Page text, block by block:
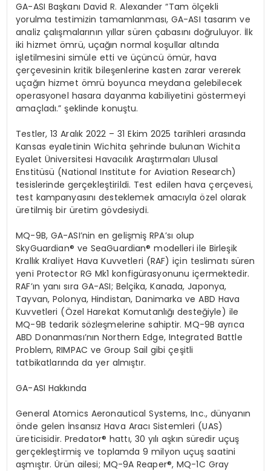
GA-ASI Başkanı David R. Alexander“Tam ölçekli
yorulma testimizin tamamlanması, GA-ASI tasarım ve
analiz çalışmalarının yıllar süren çabasını doğruluyor. İlk
iki hizmetömrü, uçağın normal koşullar altında
işletilmesini simüle etti ve üçüncü ömür, hava
çerçevesinin kritik bileşenlerine kasten zarar vererek
uçağın hizmet ömrü boyunca meydana gelebilecek
operasyonel hasara dayanma kabiliyetini göstermeyi
amaçladı.” şeklinde konuştu.
Testler, 13 Aralık 2022 – 31 Ekim 2025 tarihleri arasında
Kansas eyaletinin Wichita şehrinde bulunan Wichita
Eyalet Üniversitesi Havacılık Araştırmaları Ulusal
Enstitüsü (National Institute for Aviation Research)
tesislerinde gerçekleştirildi. Test edilen hava çerçevesi,
test kampanyasını desteklemek amacıylaözel olarak
üretilmiş bir üretim gövdesiydi.
MQ-9B, GA-ASI’nin en gelişmiş RPA’sı olup
SkyGuardian® ve SeaGuardian® modelleri ile Birleşik
Krallık Kraliyet Hava Kuvvetleri (RAF) için teslimatı süren
yeni Protector RG Mk1 konfigürasyonunu içermektedir.
RAF’ın yanı sıra GA-ASI; Belçika, Kanada, Japonya,
Tayvan, Polonya, Hindistan, Danimarka ve ABD Hava
Kuvvetleri (Özel Harekat Komutanlığıdesteğiyle) ile
MQ-9B tedarik sözleşmelerine sahiptir. MQ-9B ayrıca
ABD Donanması’nınNorthern Edge, Integrated Battle
Problem, RIMPAC ve Group Sail gibi çeşitli
tatbikatlarında da yer almıştır.
GA-ASI Hakkında
General Atomics Aeronautical Systems, Inc., dünyanın
önde gelen İnsansız Hava Aracı Sistemleri (UAS)
üreticisidir. Predator® hattı, 30 yılı aşkın süredir uçuş
gerçekleştirmiş ve toplamda 9 milyon uçuş saatini
aşmıştır.Ürün ailesi; MQ-9A Reaper®, MQ-1C Gray